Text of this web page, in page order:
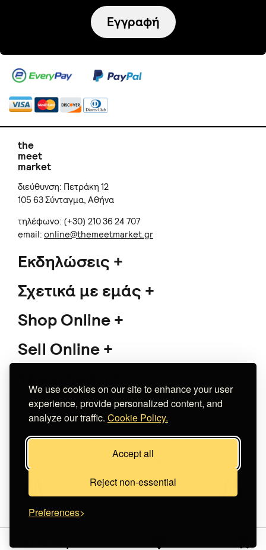
We use cookies on our site to enhance your user
experience, provide personalized content, and
analyze our traffic. Cookie Policy.
Accept all
Reject non-essential
Preferences
Εγγραφή
the
meet
market
διεύθυνση: Πετράκη 12
105 63 Σύνταγμα, Αθήνα
τηλέφωνο: (+30) 210 36 24 707
email: online@themeetmarket.gr
Εκδηλώσεις
Σχετικά με εμάς
Shop Online
Sell Online
Κατασκευή eshop